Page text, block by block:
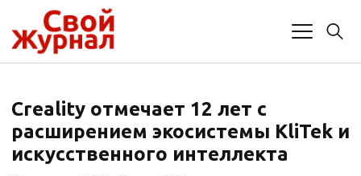
Creality отмечает 12 лет с
расширением экосистемы KliTek и
искусственного интеллекта